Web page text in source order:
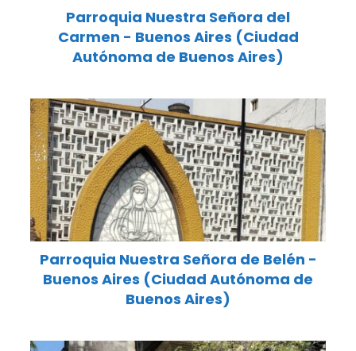
Parroquia Nuestra Señora del
Carmen - Buenos Aires (Ciudad
Autónoma de Buenos Aires)
Parroquia Nuestra Señora de Belén -
Buenos Aires (Ciudad Autónoma de
Buenos Aires)